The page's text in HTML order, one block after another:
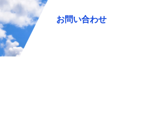
お問い合わせ